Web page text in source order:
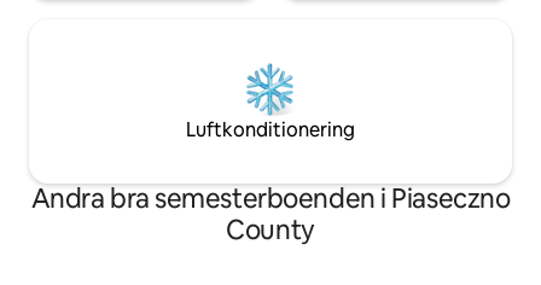
Luftkonditionering
Andra bra semesterboenden i Piaseczno
County